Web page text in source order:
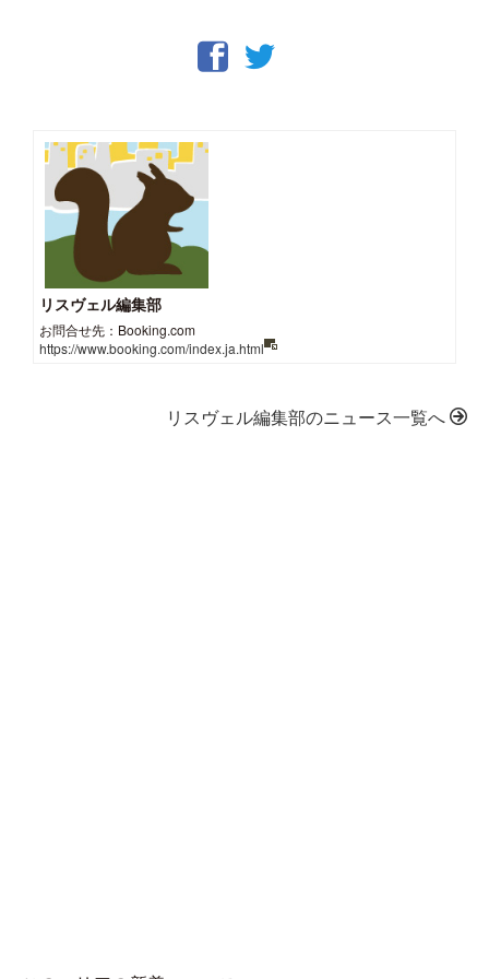
リスヴェル編集部
お問合せ先：Booking.com
https://www.booking.com/index.ja.html
リスヴェル編集部のニュース一覧へ